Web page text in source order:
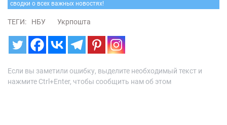
сводки о всех важных новостях!
ТЕГИ: НБУ Укрпошта
Если вы заметили ошибку, выделите необходимый текст и
нажмите Ctrl+Enter, чтобы сообщить нам об этом